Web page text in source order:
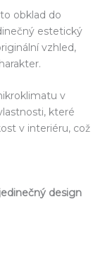
obklad do
estetický
vzhled,
v
které
v interiéru, což
design